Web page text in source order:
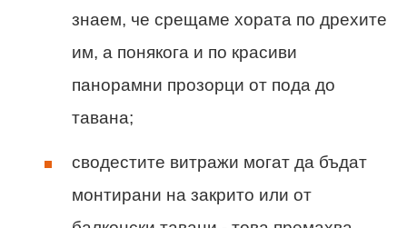
знаем, че срещаме хората по дрехите
им, а понякога и по красиви
панорамни прозорци от пода до
тавана;
сводестите витражи могат да бъдат
монтирани на закрито или от